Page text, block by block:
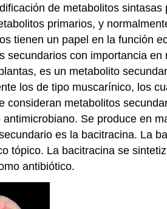
de metabolitos
primarios, y
tienen un papel en la función
con importancia en
es un metabolito
los de tipo muscarínico, los
metabolitos
Se produce en
es la bacitracina. La
tópico. La bacitracina se
antibiótico.